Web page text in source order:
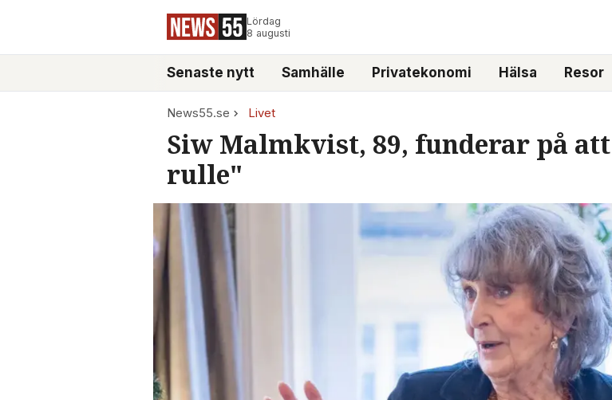
Lördag
8 augusti
Senaste nytt Samhälle Privatekonomi Hälsa Resor
News55.se Livet
Siw Malmkvist, 89, funderar på
rulle"